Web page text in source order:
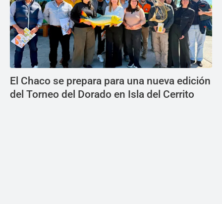
El Chaco se prepara para una nueva edición
del Torneo del Dorado en Isla del Cerrito